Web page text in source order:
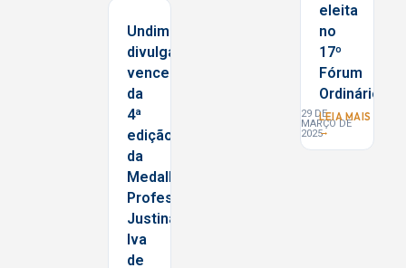
Undime/RN
divulga
vencedores
da
4ª
edição
da
Medalha
Professora
Justina
Iva
de
eleita
no
17º
Fórum
Ordinário
29 DE
MARÇO DE
2025
LEIA MAIS
→